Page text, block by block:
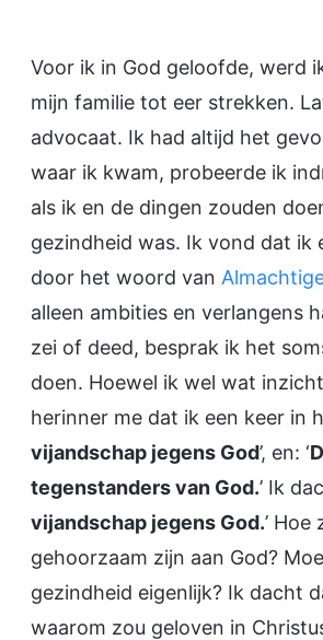
Voor ik in God geloofde, werd
mijn familie tot eer strekken.
advocaat. Ik had altijd het
waar ik kwam, probeerde ik
als ik en de dingen zouden
gezindheid was. Ik vond dat ik
door het woord van
alleen ambities en verlangens
zei of deed, besprak ik het
doen. Hoewel ik wel wat
herinner me dat ik een keer in
vijandschap jegens God’, en: ‘
tegenstanders van God.’ Ik
vijandschap jegens God.’
gehoorzaam zijn aan God?
gezindheid eigenlijk? Ik dacht
waarom zou geloven in